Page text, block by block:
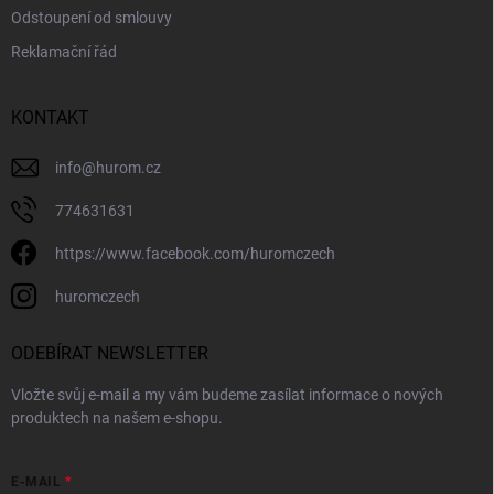
Odstoupení od smlouvy
Reklamační řád
KONTAKT
info@hurom.cz
774631631
https://www.facebook.com/huromczech
huromczech
ODEBÍRAT NEWSLETTER
Vložte svůj e-mail a my vám budeme zasílat informace o nových
produktech na našem e-shopu.
E-MAIL